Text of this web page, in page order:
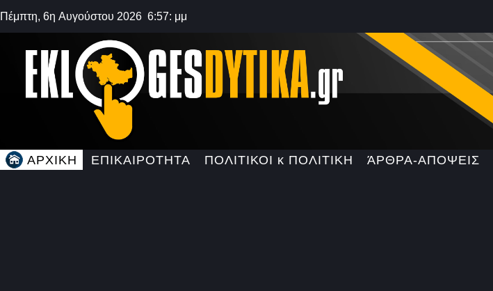
Πέμπτη, 6η Αυγούστου 2026 6:57: μμ
ΑΡΧΙΚΗ ΕΠΙΚΑΙΡΟΤΗΤΑ ΠΟΛΙΤΙΚΟΙ κ ΠΟΛΙΤΙΚΗ ΆΡΘΡΑ-ΑΠΟΨΕΙΣ